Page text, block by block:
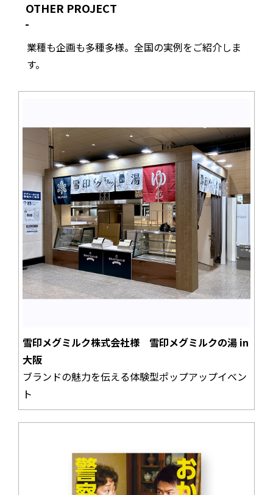
OTHER PROJECT
業種も企画も多種多様。全国の実例をご紹介しま
す。
雪印メグミルク株式会社様 雪印メグミルクの湯 in
大阪
ブランドの魅力を伝える体験型ポップアップイベン
ト